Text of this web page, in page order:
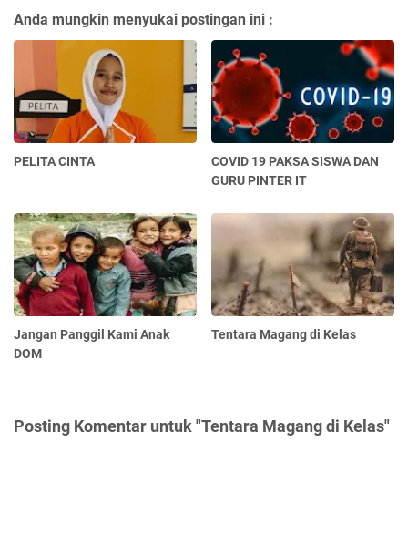
Anda mungkin menyukai postingan ini :
PELITA CINTA
COVID 19 PAKSA SISWA DAN
GURU PINTER IT
Jangan Panggil Kami Anak
DOM
Tentara Magang di Kelas
Posting Komentar untuk "Tentara Magang di Kelas"